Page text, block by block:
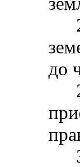
до